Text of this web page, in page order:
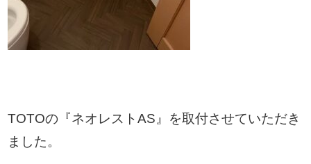
TOTOの『ネオレストAS』を取付させていただき
ました。